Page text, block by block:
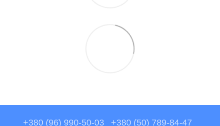
+380 (96) 990-50-03 +380 (50) 789-84-47